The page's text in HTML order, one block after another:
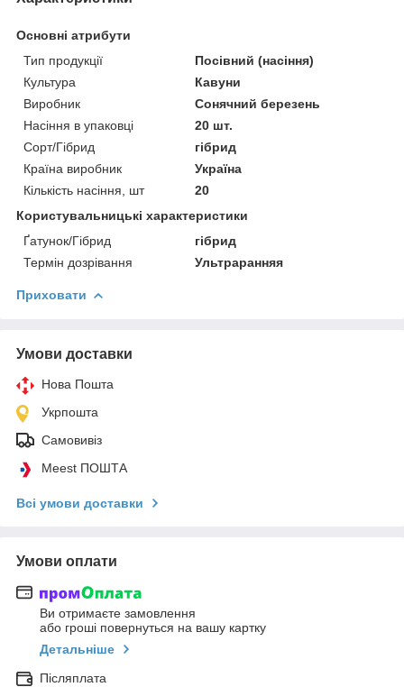
Основні атрибути
Тип продукції
Посівний (насіння)
Культура
Кавуни
Виробник
Сонячний березень
Насіння в упаковці
20 шт.
Сорт/Гібрид
гібрид
Країна виробник
Україна
Кількість насіння, шт
20
Користувальницькі характеристики
Ґатунок/Гібрид
гібрид
Термін дозрівання
Ультраранняя
Приховати
Умови доставки
Нова Пошта
Укрпошта
Самовивіз
Meest ПОШТА
Всі умови доставки
Умови оплати
Ви отримаєте замовлення
або гроші повернуться на вашу картку
Детальніше
Післяплата